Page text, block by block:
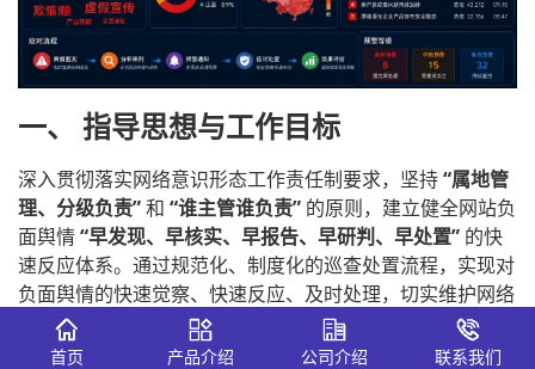
一、 指导思想与工作目标
深入贯彻落实网络意识形态工作责任制要求，坚持“属地管
理、分级负责”和 “谁主管谁负责” 的原则，建立健全网站负
面舆情“早发现、早核实、早报告、早研判、早处置” 的快
速反应体系。通过规范化、制度化的巡查处置流程，实现对
负面舆情的快速觉察、快速反应、及时处理，切实维护网络
空间清朗环境。
首页 产品介绍 公司介绍 联系我们